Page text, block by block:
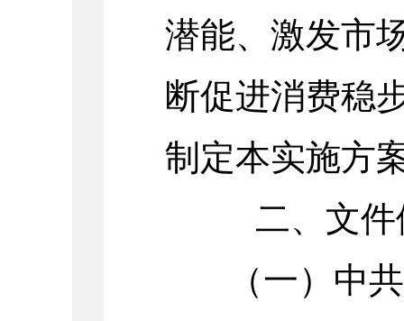
潜能、激发市
断促进消费稳
制定本实施方
二、文件
（一）中共